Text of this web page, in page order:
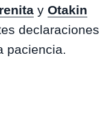
y Otakin
declaraciones
paciencia.